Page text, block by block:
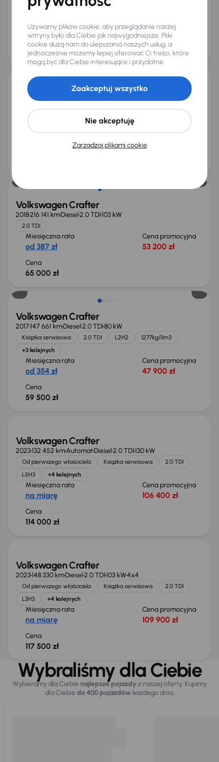
Miesięczna rata
Najniższa cena z 30 dni przed
obniżką
107 500 zł
Cena po obniżce
99 000 zł
Świeżo skupione
Volkswagen Crafter
198 830 kmDiesel2.0 TDI103 kW
Od pierwszego właściciela
Miesięczna rata
od 420 zł
Cena promocyjna
58 500 zł
Volkswagen Crafter
2018216 141 kmDiesel2.0 TDI103 kW
2.0 TDI
Miesięczna rata
od 387 zł
Cena promocyjna
53 200 zł
Cena
65 000 zł
Świeżo skupione
Volkswagen Crafter
2017147 661 kmDiesel2.0 TDI80 kW
Książka serwisowa 2.0 TDI L2H2
1277kg/11m3
+3 kolejnych
Miesięczna rata
od 354 zł
Cena promocyjna
47 900 zł
Cena
59 500 zł
Świeżo skupione
Volkswagen Crafter
2023132 452 kmAutomatDiesel2.0 TDI130 kW
Od pierwszego właściciela Książka serwisowa
2.0 TDI
L5H3
+4 kolejnych
Miesięczna rata
na miarę
Cena promocyjna
106 400 zł
Cena
114 000 zł
Volkswagen Crafter
2023148 330 kmDiesel2.0 TDI103 kW4x4
Od pierwszego właściciela Książka serwisowa
2.0 TDI
L3H3
+4 kolejnych
Miesięczna rata
na miarę
Cena promocyjna
109 900 zł
Cena
117 500 zł
Wybraliśmy dla Ciebie
Wybieramy dla Ciebie najlepsze pojazdy z naszej oferty. Kupimy
dla Ciebiedo 400 pojazdówkażdego dnia.
Używamy plików cookie, aby przeglądanie naszej
witryny było dla Ciebie jak najwygodniejsze. Pliki
cookie służą nam do ulepszania naszych usług, a
jednocześnie możemy lepiej oferować Ci treści, które
mogą być dla Ciebie interesujące i przydatne.
Zarządzaj plikami cookie
Nie akceptuję
Zaakceptuj wszystko